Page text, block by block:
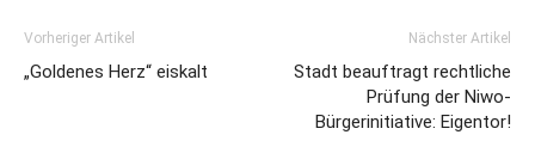
Vorheriger Artikel
„Goldenes Herz“ eiskalt
Nächster Artikel
Stadt beauftragt rechtliche
Prüfung der Niwo-
Bürgerinitiative: Eigentor!